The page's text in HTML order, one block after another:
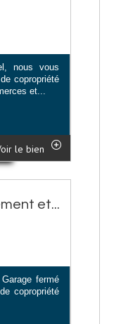
nous vous
copropriété
et...
le bien
et...
fermé
copropriété